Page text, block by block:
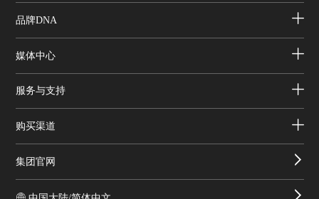
品牌DNA
媒体中心
服务与支持
购买渠道
集团官网